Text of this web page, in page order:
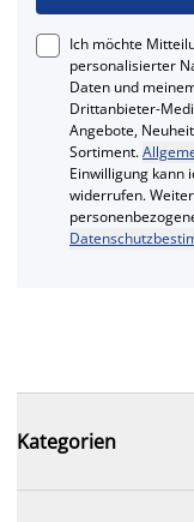
Ich möchte
personalisierter
Daten und
Drittanbieter-
Angebote,
Sortiment.
Einwilligung kann
widerrufen.
Kategorien